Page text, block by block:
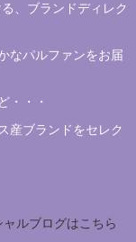
、ブランドディレク
なパルファンをお届
・・・
産ブランドをセレク
ルブログはこちら